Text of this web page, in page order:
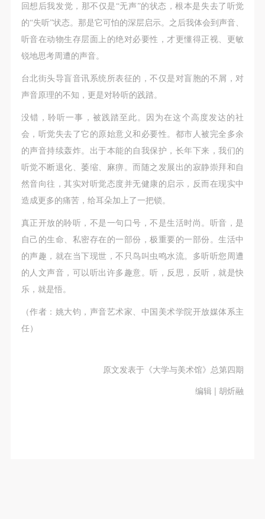
回想后我发觉，那不仅是“无声”的状态，根本是失去了听觉
的“失听”状态。那是它可怕的深层启示。之后我体会到声音、
听音在动物生存层面上的绝对必要性，才更懂得正视、更敏
锐地思考周遭的声音。
台北街头导盲音讯系统所表征的，不仅是对盲胞的不屑，对
声音原理的不知，更是对聆听的践踏。
没错，聆听一事，被践踏至此。因为在这个高度发达的社
会，听觉失去了它的原始意义和必要性。都市人被完全多余
的声音持续轰炸。出于本能的自我保护，长年下来，我们的
听觉不断退化、萎缩、麻痹。而随之发展出的寂静崇拜和自
然音向往，其实对听觉态度并无健康的启示，反而在现实中
造成更多的痛苦，给耳朵加上了一把锁。
真正开放的聆听，不是一句口号，不是生活时尚。听音，是
自己的生命、私密存在的一部份，极重要的一部份。生活中
的声趣，就在当下现世，不只鸟叫虫鸣水流。多听听您周遭
的人文声音，可以听出许多趣意。听，反思，反听，就是快
乐，就是悟。
（作者：姚大钧，声音艺术家、中国美术学院开放媒体系主
任）
原文发表于《大学与美术馆》总第四期
编辑 | 胡炘融